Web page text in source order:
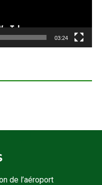
03:24
de l’aéroport